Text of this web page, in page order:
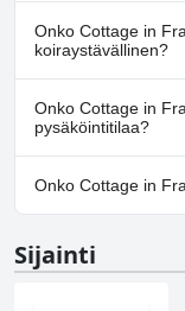
Ei, Cottage in
Onko Cottage in
koiraystävällinen?
Ei, Cottage in France
Onko Cottage in
pysäköintitilaa?
Ei, Cottage in
Onko Cottage in
Sijainti